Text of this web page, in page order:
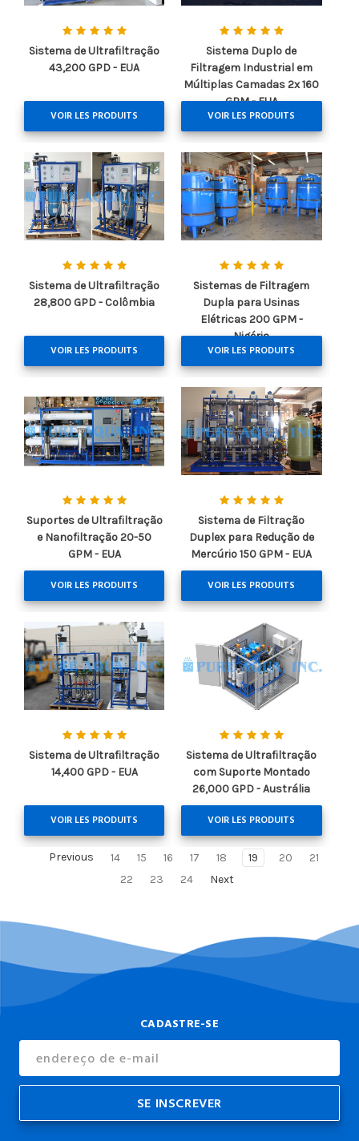
Sistema de Ultrafiltração
43,200 GPD - EUA
VOIR LES PRODUITS
Sistema Duplo de
Filtragem Industrial em
Múltiplas Camadas 2x 160
GPM - EUA
VOIR LES PRODUITS
Sistema de Ultrafiltração
28,800 GPD - Colômbia
VOIR LES PRODUITS
Sistemas de Filtragem
Dupla para Usinas
Elétricas 200 GPM -
Nigéria
VOIR LES PRODUITS
Suportes de Ultrafiltração
e Nanofiltração 20-50
GPM - EUA
VOIR LES PRODUITS
Sistema de Filtração
Duplex para Redução de
Mercúrio 150 GPM - EUA
VOIR LES PRODUITS
Sistema de Ultrafiltração
14,400 GPD - EUA
VOIR LES PRODUITS
Sistema de Ultrafiltração
com Suporte Montado
26,000 GPD - Austrália
VOIR LES PRODUITS
Previous 14 15 16 17 18 19 20
21
22
23 24 Next
CADASTRE-SE
E-